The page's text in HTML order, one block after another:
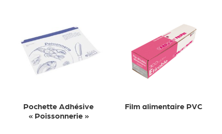
Pochette Adhésive
« Poissonnerie »
Film alimentaire PVC